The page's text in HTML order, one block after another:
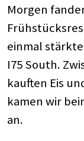
Morgen
einmal
I75 South.
kauften Eis
kamen wir
an.